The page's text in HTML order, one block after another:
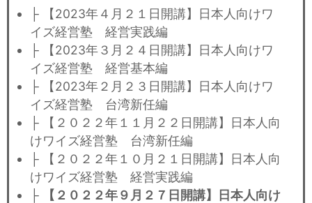
├ 【2023年４月２１日開講】日本人向けワ
イズ経営塾 経営実践編
├ 【2023年３月２４日開講】日本人向けワ
イズ経営塾 経営基本編
├ 【2023年２月２３日開講】日本人向けワ
イズ経営塾 台湾新任編
├ 【２０２２年１１月２２日開講】日本人向
けワイズ経営塾 台湾新任編
├ 【２０２２年１０月２１日開講】日本人向
けワイズ経営塾 経営実践編
├
【２０２２年９月２７日開講】日本人向け